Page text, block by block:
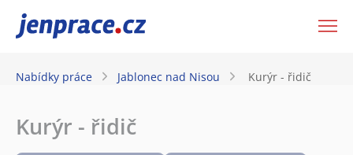
JenPráce.cz
Nabídky práce Jablonec nad Nisou Kurýr - řidič
Kurýr - řidič